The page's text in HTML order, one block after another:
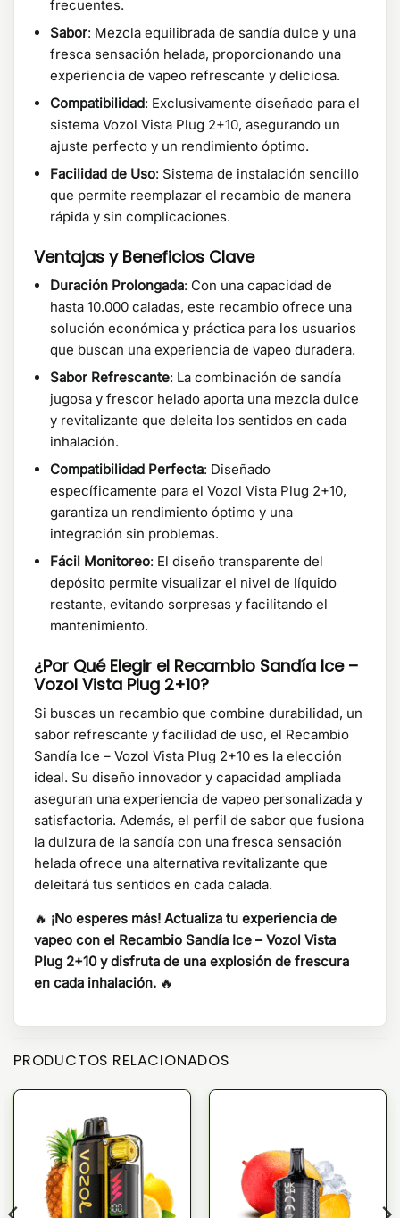
frecuentes.
Sabor: Mezcla equilibrada de sandía dulce y una
fresca sensación helada, proporcionando una
experiencia de vapeo refrescante y deliciosa.
Compatibilidad: Exclusivamente diseñado para el
sistema Vozol Vista Plug 2+10, asegurando un
ajuste perfecto y un rendimiento óptimo.
Facilidad de Uso: Sistema de instalación sencillo
que permite reemplazar el recambio de manera
rápida y sin complicaciones.
Ventajas y Beneficios Clave
Duración Prolongada: Con una capacidad de
hasta 10.000 caladas, este recambio ofrece una
solución económica y práctica para los usuarios
que buscan una experiencia de vapeo duradera.
Sabor Refrescante: La combinación de sandía
jugosa y frescor helado aporta una mezcla dulce
y revitalizante que deleita los sentidos en cada
inhalación.
Compatibilidad Perfecta: Diseñado
específicamente para el Vozol Vista Plug 2+10,
garantiza un rendimiento óptimo y una
integración sin problemas.
Fácil Monitoreo: El diseño transparente del
depósito permite visualizar el nivel de líquido
restante, evitando sorpresas y facilitando el
mantenimiento.
¿Por Qué Elegir el Recambio Sandía Ice –
Vozol Vista Plug 2+10?
Si buscas un recambio que combine durabilidad, un
sabor refrescante y facilidad de uso, el Recambio
Sandía Ice – Vozol Vista Plug 2+10 es la elección
ideal. Su diseño innovador y capacidad ampliada
aseguran una experiencia de vapeo personalizada y
satisfactoria. Además, el perfil de sabor que fusiona
la dulzura de la sandía con una fresca sensación
helada ofrece una alternativa revitalizante que
deleitará tus sentidos en cada calada.
🔥 ¡No esperes más! Actualiza tu experiencia de
vapeo con el Recambio Sandía Ice – Vozol Vista
Plug 2+10 y disfruta de una explosión de frescura
en cada inhalación. 🔥
PRODUCTOS RELACIONADOS